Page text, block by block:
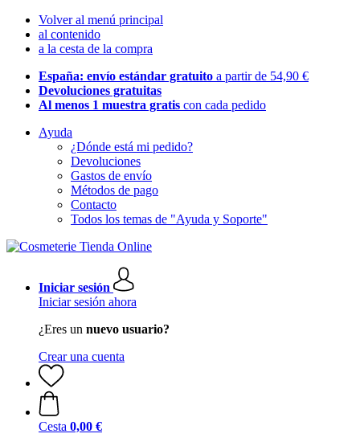
Volver al menú principal
al contenido
a la cesta de la compra
España: envío estándar gratuito a partir de 54,90 €
Devoluciones gratuitas
Al menos 1 muestra gratis con cada pedido
Ayuda
¿Dónde está mi pedido?
Devoluciones
Gastos de envío
Métodos de pago
Contacto
Todos los temas de "Ayuda y Soporte"
Iniciar sesión
Iniciar sesión ahora
¿Eres un nuevo usuario?
Crear una cuenta
Cesta 0,00 €